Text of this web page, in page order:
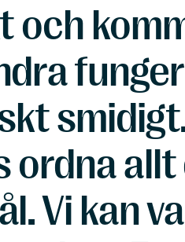
och
ordna
Vi kan